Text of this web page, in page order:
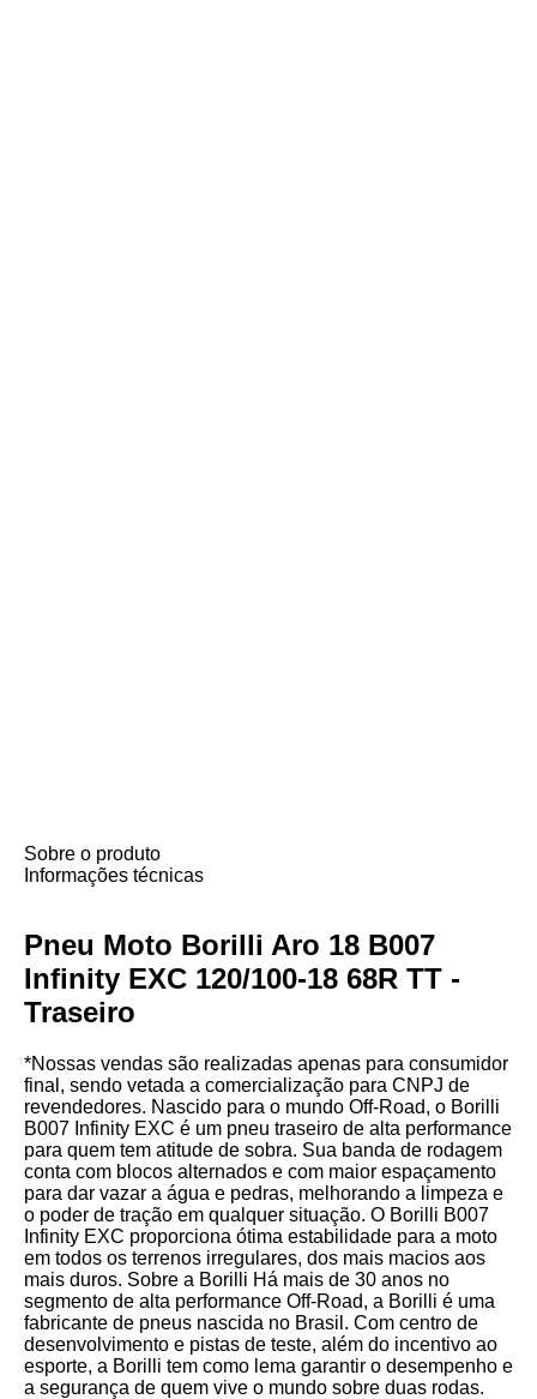
Sobre o produto
Informações técnicas
Pneu Moto Borilli Aro 18 B007
Infinity EXC 120/100-18 68R TT -
Traseiro
*Nossas vendas são realizadas apenas para consumidor
final, sendo vetada a comercialização para CNPJ de
revendedores. Nascido para o mundo Off-Road, o Borilli
B007 Infinity EXC é um pneu traseiro de alta performance
para quem tem atitude de sobra. Sua banda de rodagem
conta com blocos alternados e com maior espaçamento
para dar vazar a água e pedras, melhorando a limpeza e
o poder de tração em qualquer situação. O Borilli B007
Infinity EXC proporciona ótima estabilidade para a moto
em todos os terrenos irregulares, dos mais macios aos
mais duros. Sobre a Borilli Há mais de 30 anos no
segmento de alta performance Off-Road, a Borilli é uma
fabricante de pneus nascida no Brasil. Com centro de
desenvolvimento e pistas de teste, além do incentivo ao
esporte, a Borilli tem como lema garantir o desempenho e
a segurança de quem vive o mundo sobre duas rodas.